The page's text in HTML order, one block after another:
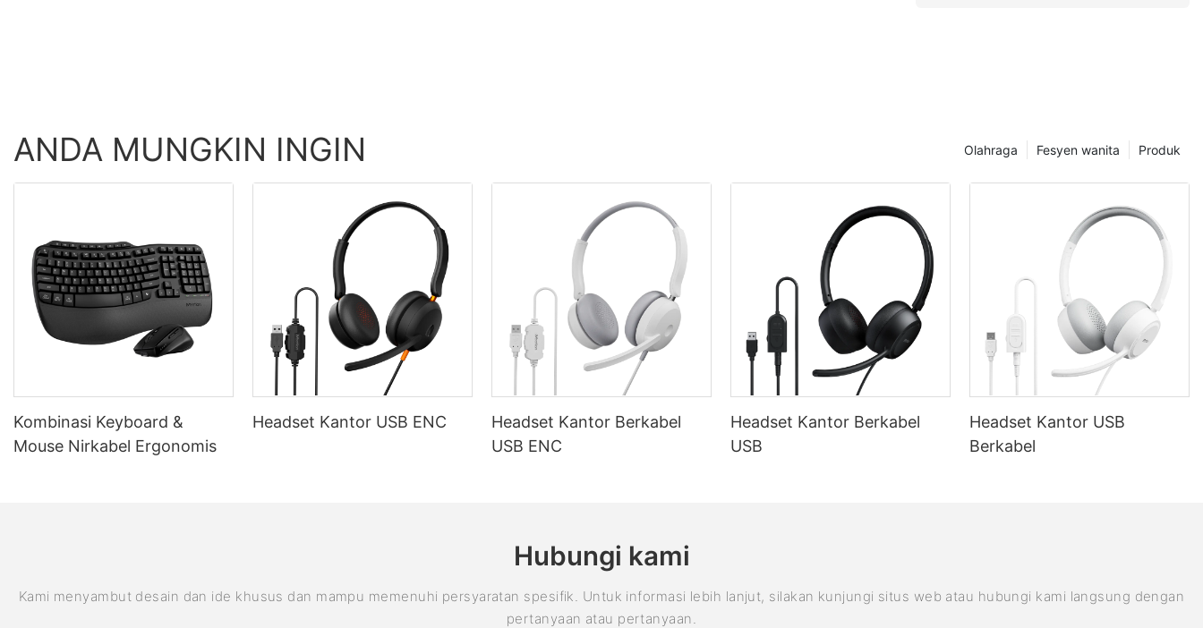
ANDA MUNGKIN INGIN Produk
Fesyen wanita
Olahraga
Kombinasi Keyboard &
Mouse Nirkabel Ergonomis
Headset Kantor USB ENC
Headset Kantor Berkabel
USB ENC
Headset Kantor Berkabel
USB
Headset Kantor USB
Berkabel
Hubungi kami
Kami menyambut desain dan ide khusus dan mampu memenuhi persyaratan spesifik. Untuk informasi lebih lanjut, silakan kunjungi situs web atau hubungi kami langsung dengan
pertanyaan atau pertanyaan.